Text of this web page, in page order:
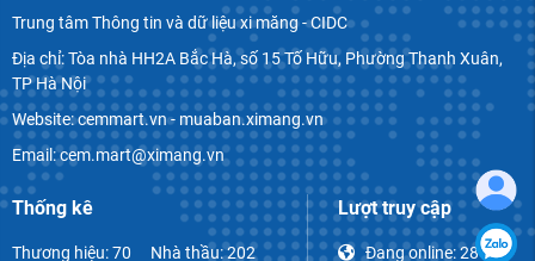
Trung tâm Thông tin và dữ liệu xi măng - CIDC
Địa chỉ: Tòa nhà HH2A Bắc Hà, số 15 Tố Hữu, Phường Thanh Xuân,
TP Hà Nội
Website: cemmart.vn - muaban.ximang.vn
Email: cem.mart@ximang.vn
Thống kê
Thương hiệu: 70 Nhà thầu: 202
Lượt truy cập
Đang online:28